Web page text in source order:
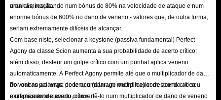
sistema de engastes e ajustes significativos de equilíbrio nas mecânicas de
conjuração de magias e no conteúdo clássico das ligas.
Liga de Desafio Curse of the Allflame
Na liga de desafio 3.29 Curse of the Allflame, tens de unir forças com a
feroz capitã pirata Valerie para resgatar tesouros esquecidos do fundo do
oceano. Vasculhe Wraeclast em busca de Cartas Náuticas ocultas, embarque
no *The Sovereign* e parta para expedições subaquáticas de alto risco.
uma eliminação.
aranhas, resultando num bónus de 80% na velocidade de ataque e num
enorme bónus de 600% no dano de veneno - valores que, de outra forma,
seriam extremamente difíceis de alcançar.
Com base nisto, selecionar a keystone (passiva fundamental) Perfect
Agony da classe Scion aumenta a sua probabilidade de acerto crítico;
além disso, desferir um golpe crítico com um punhal aplica veneno
automaticamente. A Perfect Agony permite até que o multiplicador de dano
de veneno ao longo do tempo (damage-over-time) corresponda ao seu
multiplicador de acerto crítico.
Por outras palavras, pode acumular um multiplicador de acerto crítico
extremamente elevado, convertê-lo num multiplicador de dano de veneno